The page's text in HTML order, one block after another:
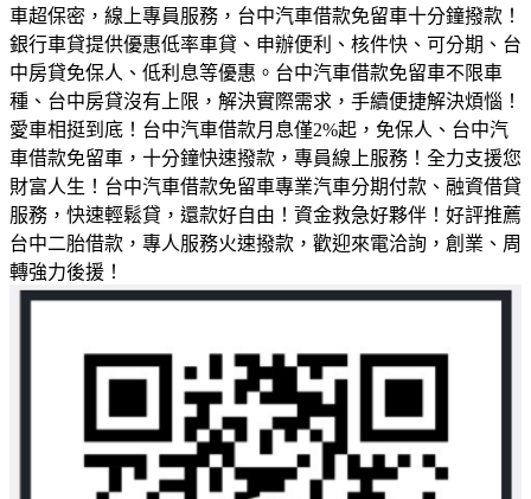
車超保密，線上專員服務，台中汽車借款免留車十分鐘撥款！
銀行車貸提供優惠低率車貸、申辦便利、核件快、可分期、台
中房貸免保人、低利息等優惠。台中汽車借款免留車不限車
種、台中房貸沒有上限，解決實際需求，手續便捷解決煩惱！
愛車相挺到底！台中汽車借款月息僅2%起，免保人、台中汽
車借款免留車，十分鐘快速撥款，專員線上服務！全力支援您
財富人生！台中汽車借款免留車專業汽車分期付款、融資借貸
服務，快速輕鬆貸，還款好自由！資金救急好夥伴！好評推薦
台中二胎借款，專人服務火速撥款，歡迎來電洽詢，創業、周
轉強力後援！